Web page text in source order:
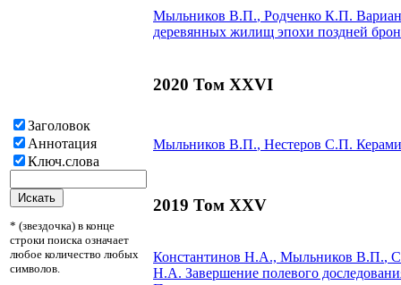
Заголовок
Аннотация
Ключ.слова
* (звездочка) в конце
строки поиска означает
любое количество любых
символов.
Мыльников В.П., Родченко К.П.
деревянных жилищ эпохи поздней
2020 Том XXVI
Мыльников В.П., Нестеров С.П.
2019 Том XXV
Константинов Н.А., Мыльников В.П.,
Н.А. Завершение полевого